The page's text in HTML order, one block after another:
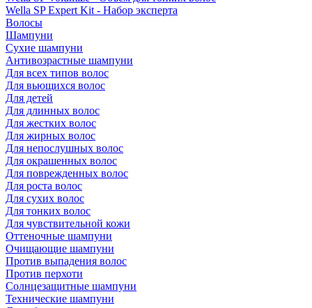
Wella SP Expert Kit - Набор эксперта
Волосы
Шампуни
Сухие шампуни
Антивозрастные шампуни
Для всех типов волос
Для вьющихся волос
Для детей
Для длинных волос
Для жестких волос
Для жирных волос
Для непослушных волос
Для окрашенных волос
Для поврежденных волос
Для роста волос
Для сухих волос
Для тонких волос
Для чувствительной кожи
Оттеночные шампуни
Очищающие шампуни
Против выпадения волос
Против перхоти
Солнцезащитные шампуни
Технические шампуни